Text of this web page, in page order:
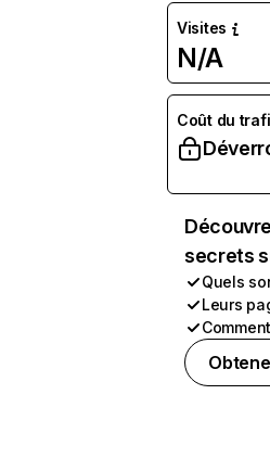
Visites
N/A
Coût du
secrets
Quels
Leurs